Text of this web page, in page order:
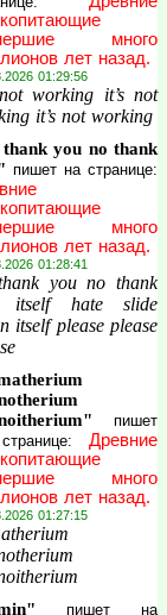
много
лет назад.
01:29:56
working it’s not
it’s not working
you no thank
пишет на странице:
много
лет назад.
01:28:41
you no thank
itself hate slide
itself please please
пишет
Древние
много
лет назад.
01:27:15
пишет на